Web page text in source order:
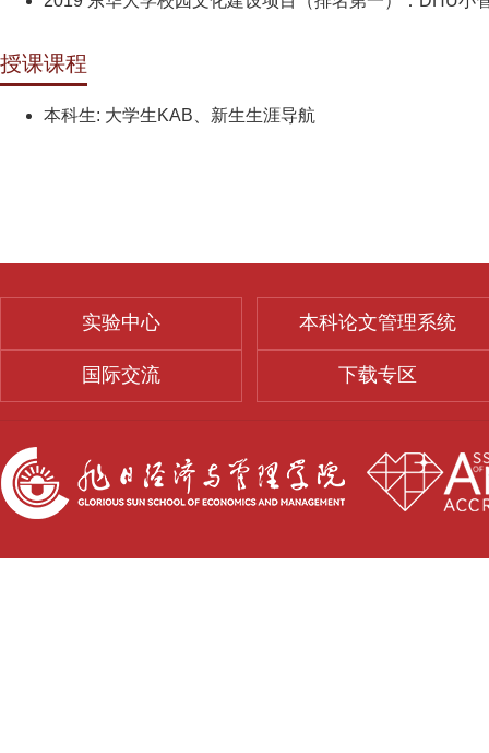
授课课程
本科生: 大学生KAB、新生生涯导航
实验中心 本科论文管理系统
国际交流 下载专区